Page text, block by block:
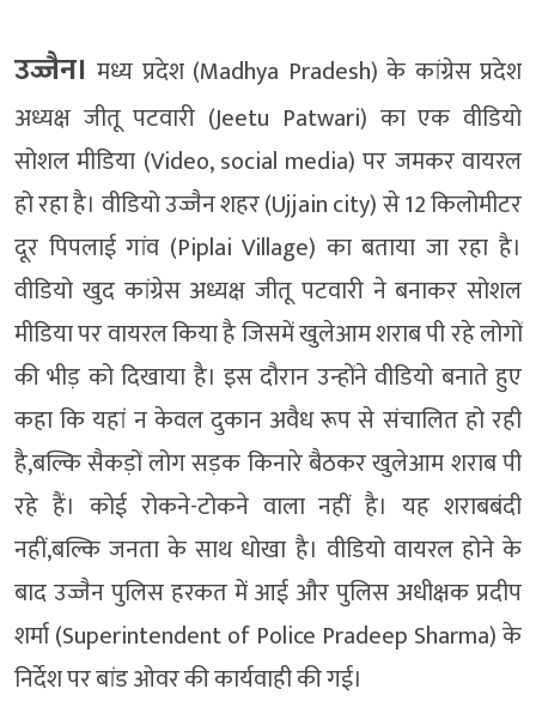
उज्जैन। मध्य प्रदेश (Madhya Pradesh) के कांग्रेस प्रदेश
अध्यक्ष जीतू पटवारी (Jeetu Patwari) का एक वीडियो
सोशल मीडिया (Video, social media) पर जमकर वायरल
हो रहा है। वीडियो उज्जैन शहर (Ujjain city) से 12 किलोमीटर
दूर पिपलाई गांव (Piplai Village) का बताया जा रहा है।
वीडियो खुद कांग्रेस अध्यक्ष जीतू पटवारी ने बनाकर सोशल
मीडिया पर वायरल किया है जिसमें खुलेआम शराब पी रहे लोगों
की भीड़ को दिखाया है। इस दौरान उन्होंने वीडियो बनाते हुए
कहा कि यहां न केवल दुकान अवैध रूप से संचालित हो रही
है,बल्कि सैकड़ों लोग सड़क किनारे बैठकर खुलेआम शराब पी
रहे हैं। कोई रोकने-टोकने वाला नहीं है। यह शराबबंदी
नहीं,बल्कि जनता के साथ धोखा है। वीडियो वायरल होने के
बाद उज्जैन पुलिस हरकत में आई और पुलिस अधीक्षक प्रदीप
शर्मा (Superintendent of Police Pradeep Sharma) के
निर्देश पर बांड ओवर की कार्यवाही की गई।